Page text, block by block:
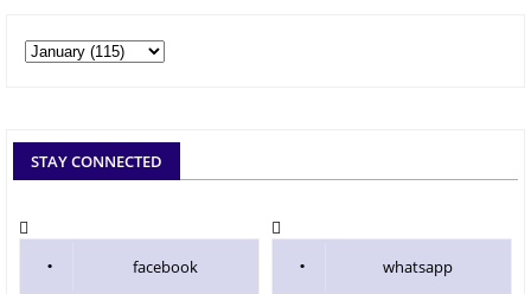
STAY CONNECTED
facebook whatsapp